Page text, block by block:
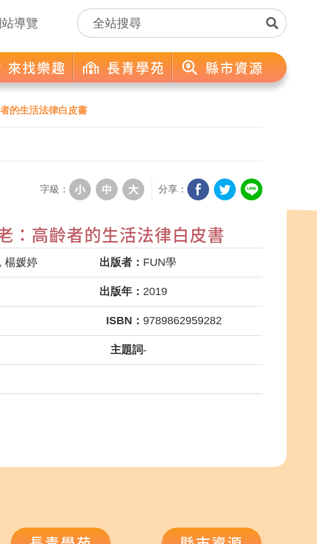
導覽
來找樂趣 長青學苑 縣市資源
的生活法律白皮書
字級： 分享：
：高齡者的生活法律白皮書
楊媛婷 出版者： FUN學
出版年： 2019
ISBN： 9789862959282
主題詞-